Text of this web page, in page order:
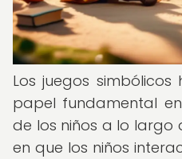
Los juegos
papel fundamental
de los niños a lo largo
en que los niños